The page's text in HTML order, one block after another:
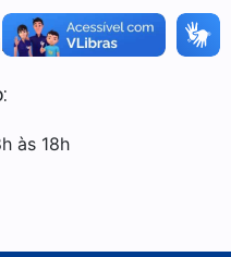
Rosa, 25
às 18h